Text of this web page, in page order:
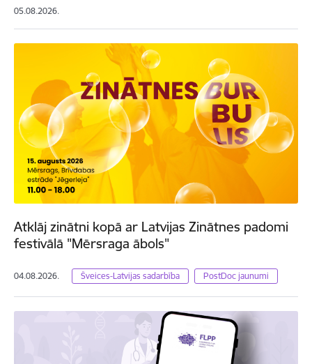
05.08.2026.
Atklāj zinātni kopā ar Latvijas Zinātnes padomi
festivālā "Mērsraga ābols"
04.08.2026. Šveices-Latvijas sadarbība PostDoc jaunumi